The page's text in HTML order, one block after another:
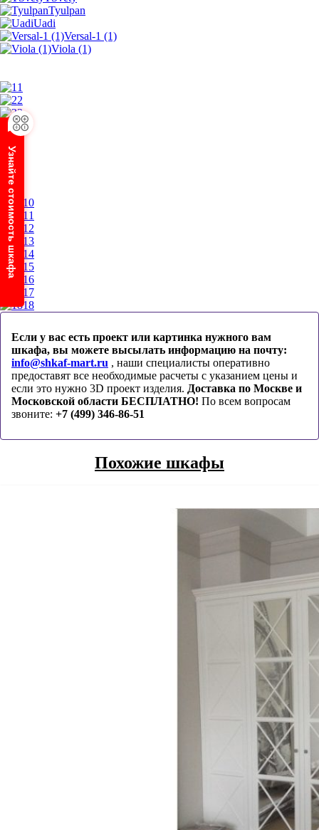
Tyulpan
Uadi
Versal-1 (1)
Viola (1)
1
2
3
4
5
10
11
12
13
14
15
16
17
18
Если у вас есть проект или картинка нужного вам
шкафа, вы можете высылать информацию на почту:
info@shkaf-mart.ru , наши специалисты оперативно
предоставят все необходимые расчеты с указанием цены и
если это нужно 3D проект изделия. Доставка по Москве и
Московской области БЕСПЛАТНО! По всем вопросам
звоните: +7 (499) 346-86-51
Похожие шкафы
Узнайте стоимость шкафа